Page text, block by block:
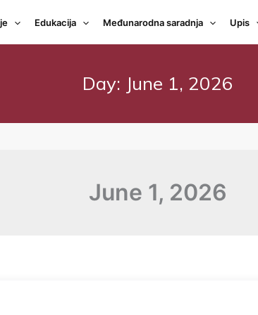
Edukacija Međunarodna saradnja Upis
Day: June 1, 2026
June 1, 2026